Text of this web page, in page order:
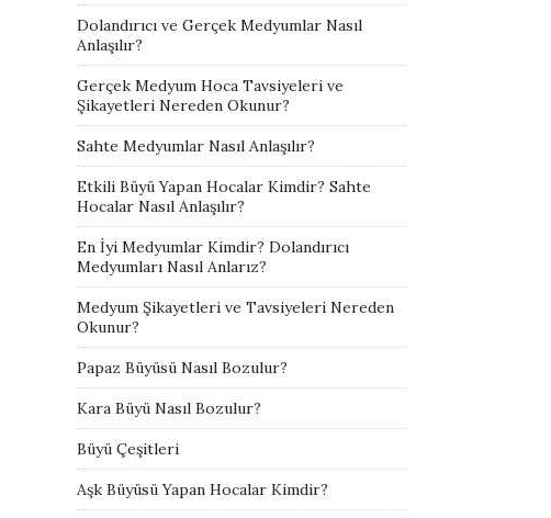
Dolandırıcı ve Gerçek Medyumlar Nasıl
Anlaşılır?
Gerçek Medyum Hoca Tavsiyeleri ve
Şikayetleri Nereden Okunur?
Sahte Medyumlar Nasıl Anlaşılır?
Etkili Büyü Yapan Hocalar Kimdir? Sahte
Hocalar Nasıl Anlaşılır?
En İyi Medyumlar Kimdir? Dolandırıcı
Medyumları Nasıl Anlarız?
Medyum Şikayetleri ve Tavsiyeleri Nereden
Okunur?
Papaz Büyüsü Nasıl Bozulur?
Kara Büyü Nasıl Bozulur?
Büyü Çeşitleri
Aşk Büyüsü Yapan Hocalar Kimdir?